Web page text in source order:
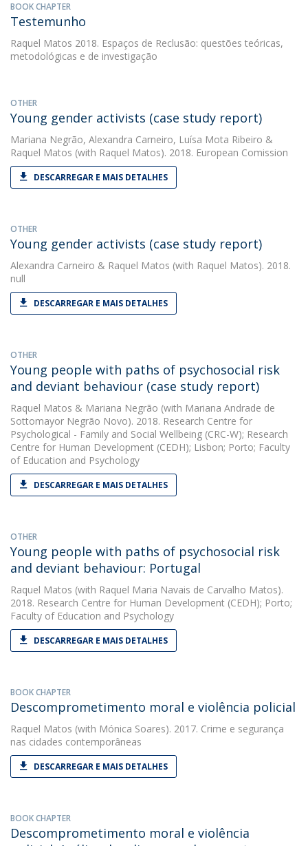
BOOK CHAPTER
Testemunho
Raquel Matos 2018. Espaços de Reclusão: questões teóricas,
metodológicas e de investigação
OTHER
Young gender activists (case study report)
Mariana Negrão, Alexandra Carneiro, Luísa Mota Ribeiro &
Raquel Matos (with Raquel Matos). 2018. European Comission
DESCARREGAR E MAIS DETALHES
OTHER
Young gender activists (case study report)
Alexandra Carneiro & Raquel Matos (with Raquel Matos). 2018.
null
DESCARREGAR E MAIS DETALHES
OTHER
Young people with paths of psychosocial risk
and deviant behaviour (case study report)
Raquel Matos & Mariana Negrão (with Mariana Andrade de
Sottomayor Negrão Novo). 2018. Research Centre for
Psychological - Family and Social Wellbeing (CRC-W); Research
Centre for Human Development (CEDH); Lisbon; Porto; Faculty
of Education and Psychology
DESCARREGAR E MAIS DETALHES
OTHER
Young people with paths of psychosocial risk
and deviant behaviour: Portugal
Raquel Matos (with Raquel Maria Navais de Carvalho Matos).
2018. Research Centre for Human Development (CEDH); Porto;
Faculty of Education and Psychology
DESCARREGAR E MAIS DETALHES
BOOK CHAPTER
Descomprometimento moral e violência policial
Raquel Matos (with Mónica Soares). 2017. Crime e segurança
nas cidades contemporâneas
DESCARREGAR E MAIS DETALHES
BOOK CHAPTER
Descomprometimento moral e violência